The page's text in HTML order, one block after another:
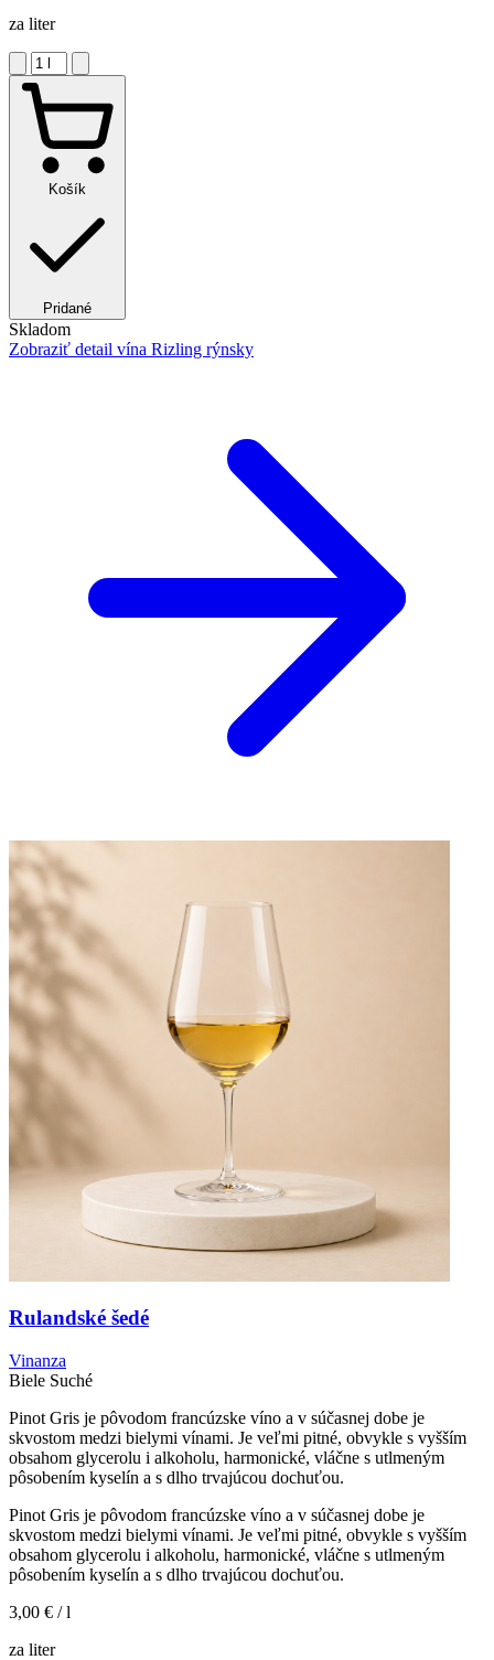
za liter
Košík
Pridané
Skladom
Zobraziť detail vína Rizling rýnsky
Rulandské šedé
Vinanza
Biele Suché
Pinot Gris je pôvodom francúzske víno a v súčasnej dobe je
skvostom medzi bielymi vínami. Je veľmi pitné, obvykle s vyšším
obsahom glycerolu i alkoholu, harmonické, vláčne s utlmeným
pôsobením kyselín a s dlho trvajúcou dochuťou.
Pinot Gris je pôvodom francúzske víno a v súčasnej dobe je
skvostom medzi bielymi vínami. Je veľmi pitné, obvykle s vyšším
obsahom glycerolu i alkoholu, harmonické, vláčne s utlmeným
pôsobením kyselín a s dlho trvajúcou dochuťou.
3,00 € / l
za liter